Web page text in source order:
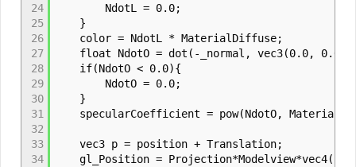
24
25
26
27
28
29
30
31
32
33
34
NdotL = 0.0;
}
color = NdotL * MaterialDiffuse;
float NdotO = dot(-_normal, vec3(0.0, 0.0,
if(NdotO < 0.0){
NdotO = 0.0;
}
specularCoefficient = pow(NdotO,
vec3 p = position + Translation;
gl_Position = Projection*Modelview*vec4(p,